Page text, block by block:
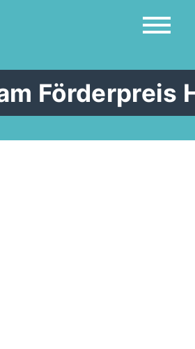
Förderpreis